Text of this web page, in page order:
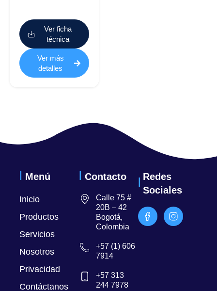
Ver ficha
técnica
Ver más
detalles
Menú
Inicio
Productos
Servicios
Nosotros
Privacidad
Contáctanos
Contacto
Calle 75 #
20B – 42
Bogotá,
Colombia
+57 (1) 606
7914
+57 313
244 7978
Redes
Sociales